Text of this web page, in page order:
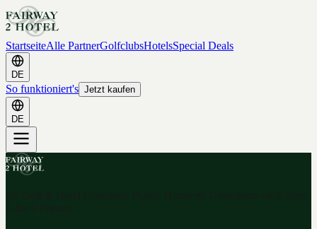
StartseiteAlle PartnerGolfclubsHotelsSpecial Deals
DE
So funktioniert's Jetzt kaufen
DE